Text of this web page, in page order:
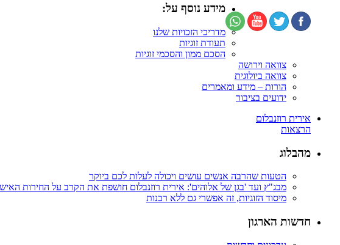
מידע נוסף על:
מדריכי הזכויות שלנו
תעודת זוגיות
הסכם ממון והסכמי זוגיות
צוואה וירושה
צוואה ביולוגית
הורות – מידע ומאמרים
ידועים בציבור
אירית רוזנבלום
הרצאות
מהבלוג
הטעות שהרבה אנשים עושים ויכולה לעלות לכם ביוקר
מבג"ץ ועד 'בגן של אלוהים': אירית רוזנבלום חושפת את הקרב על החירות
מיסוד הזוגיות, זה אפשרי גם ללא רבנות
חדשות הארגון